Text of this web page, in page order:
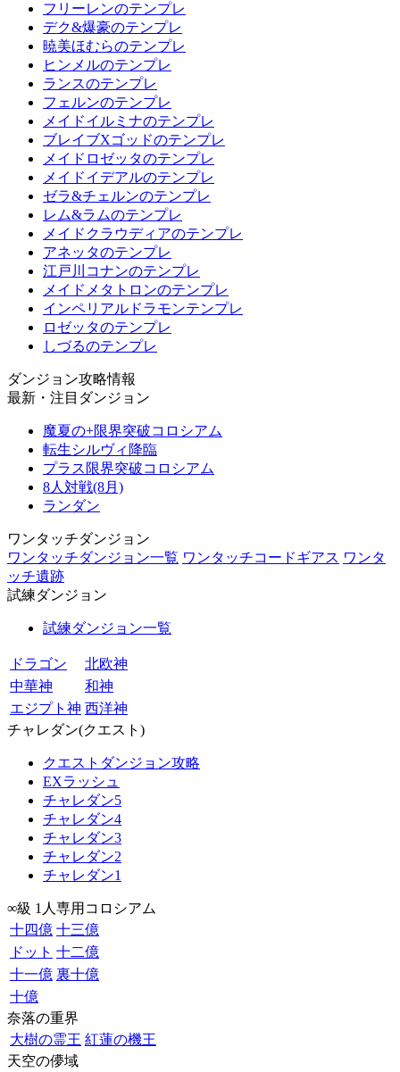
フリーレンのテンプレ
デク&爆豪のテンプレ
暁美ほむらのテンプレ
ヒンメルのテンプレ
ランスのテンプレ
フェルンのテンプレ
メイドイルミナのテンプレ
ブレイブXゴッドのテンプレ
メイドロゼッタのテンプレ
メイドイデアルのテンプレ
ゼラ&チェルンのテンプレ
レム&ラムのテンプレ
メイドクラウディアのテンプレ
アネッタのテンプレ
江戸川コナンのテンプレ
メイドメタトロンのテンプレ
インペリアルドラモンテンプレ
ロゼッタのテンプレ
しづるのテンプレ
ダンジョン攻略情報
最新・注目ダンジョン
魔夏の+限界突破コロシアム
転生シルヴィ降臨
プラス限界突破コロシアム
8人対戦(8月)
ランダン
ワンタッチダンジョン
ワンタッチダンジョン一覧 ワンタッチコードギアス ワンタ
ッチ遺跡
試練ダンジョン
試練ダンジョン一覧
ドラゴン
北欧神
中華神
和神
エジプト神 西洋神
チャレダン(クエスト)
クエストダンジョン攻略
EXラッシュ
チャレダン5
チャレダン4
チャレダン3
チャレダン2
チャレダン1
∞級 1人専用コロシアム
十四億 十三億
ドット 十二億
十一億 裏十億
十億
奈落の重界
大樹の霊王 紅蓮の機王
天空の儚域